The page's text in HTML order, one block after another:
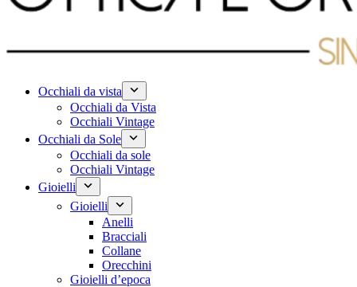
Occhiali da vista
Occhiali da Vista
Occhiali Vintage
Occhiali da Sole
Occhiali da sole
Occhiali Vintage
Gioielli
Gioielli
Anelli
Bracciali
Collane
Orecchini
Gioielli d’epoca